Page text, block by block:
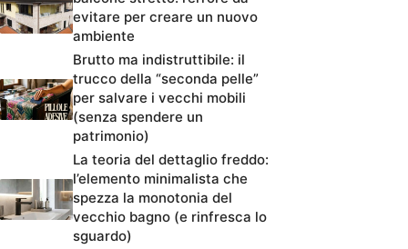
evitare per creare un nuovo
ambiente
Brutto ma indistruttibile: il
trucco della “seconda pelle”
per salvare i vecchi mobili
(senza spendere un
patrimonio)
La teoria del dettaglio freddo:
l’elemento minimalista che
spezza la monotonia del
vecchio bagno (e rinfresca lo
sguardo)